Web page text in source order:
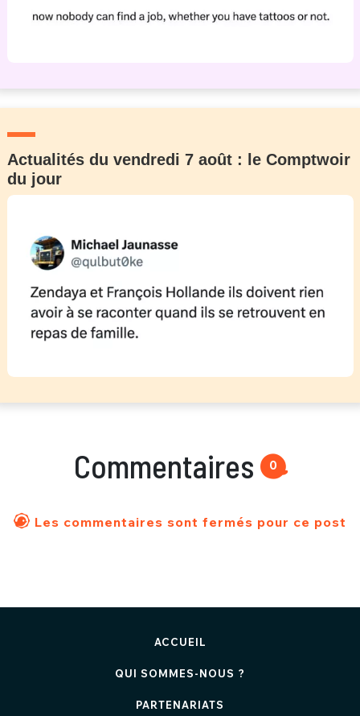
Actualités du vendredi 7 août : le Comptwoir
du jour
Commentaires 0
Les commentaires sont fermés pour ce post
ACCUEIL
QUI SOMMES-NOUS ?
PARTENARIATS